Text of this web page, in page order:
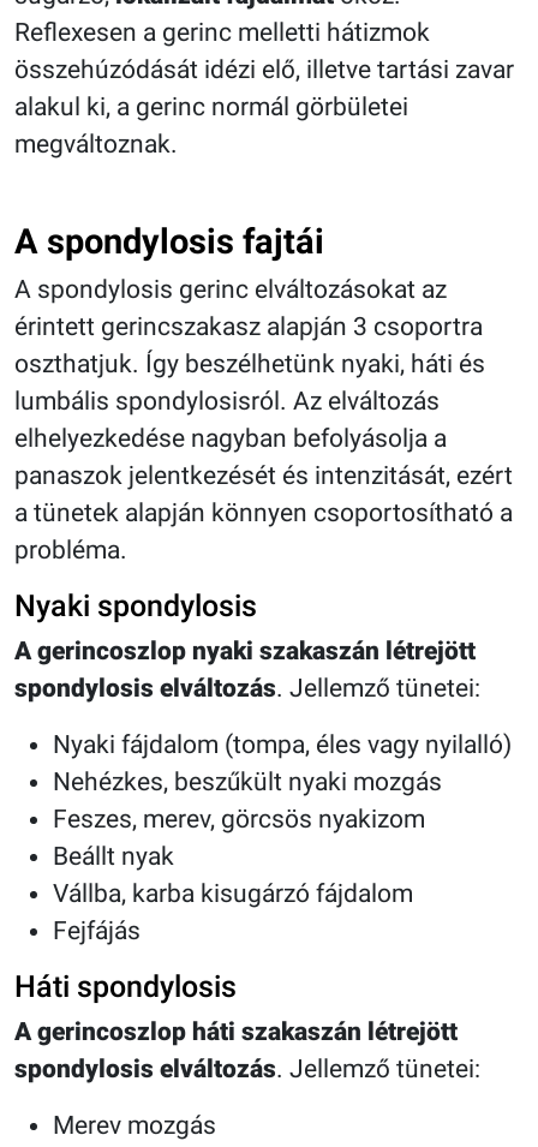
Reflexesen a gerinc melletti hátizmok
összehúzódását idézi elő, illetve tartási zavar
alakul ki, a gerinc normál görbületei
megváltoznak.
A spondylosis fajtái
A spondylosis gerinc elváltozásokat az
érintett gerincszakasz alapján 3 csoportra
oszthatjuk. Így beszélhetünk nyaki, háti és
lumbális spondylosisról. Az elváltozás
elhelyezkedése nagyban befolyásolja a
panaszok jelentkezését és intenzitását, ezért
a tünetek alapján könnyen csoportosítható a
probléma.
Nyaki spondylosis
A gerincoszlop nyaki szakaszán létrejött
spondylosis elváltozás. Jellemző tünetei:
Nyaki fájdalom (tompa, éles vagy nyilalló)
Nehézkes, beszűkült nyaki mozgás
Feszes, merev, görcsös nyakizom
Beállt nyak
Vállba, karba kisugárzó fájdalom
Fejfájás
Háti spondylosis
A gerincoszlop háti szakaszán létrejött
spondylosis elváltozás. Jellemző tünetei:
Merev mozgás